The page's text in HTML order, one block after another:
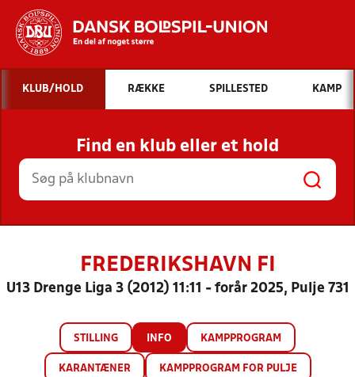
Hvad vil du søge efter?
INDHOLD OG NYHEDER
STILLINGER, RESULTATER, KLUBBER OG
HOLD
KLUB/HOLD RÆKKE SPILLESTED KAMP
Find en klub eller et hold
FREDERIKSHAVN FI
U13 Drenge Liga 3 (2012) 11:11 - forår 2025, Pulje 731
STILLING INFO KAMPPROGRAM
KARANTÆNER KAMPPROGRAM FOR PULJE